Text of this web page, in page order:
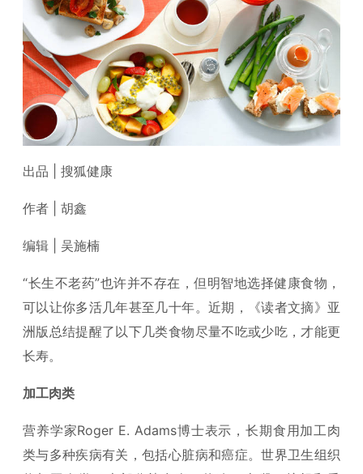
出品 | 搜狐健康
作者 | 胡鑫
编辑 | 吴施楠
“长生不老药”也许并不存在，但明智地选择健康食物，
可以让你多活几年甚至几十年。近期，《读者文摘》亚
洲版总结提醒了以下几类食物尽量不吃或少吃，才能更
长寿。
加工肉类
营养学家Roger E. Adams博士表示，长期食用加工肉
类与多种疾病有关，包括心脏病和癌症。世界卫生组织